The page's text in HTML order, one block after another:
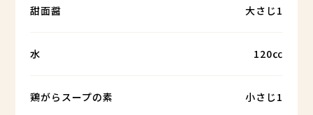
甜面醤 大さじ1
水 120㏄
鶏がらスープの素 小さじ1